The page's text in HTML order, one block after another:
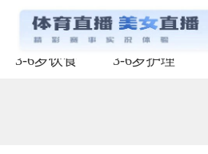
3-6岁饮食 3-6岁护理